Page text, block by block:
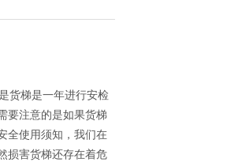
货梯是一年进行安检
要注意的是如果货梯
全使用须知，我们在
损害货梯还存在着危